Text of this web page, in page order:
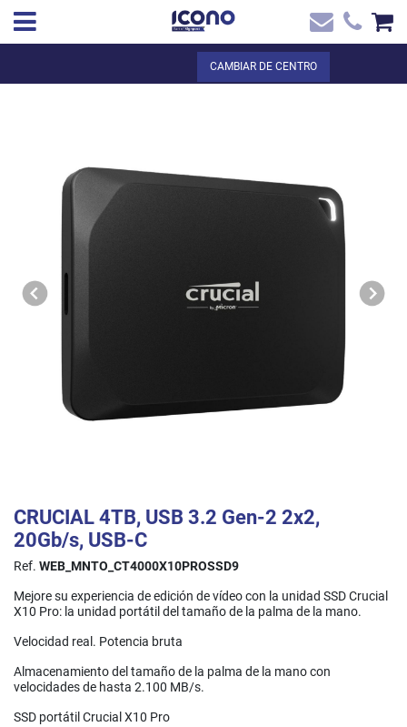
VER LA CESTA
ES ✖
Inicio
CAMBIAR DE CENTRO
CRUCIAL 4TB, USB 3.2 Gen-2 2x2,
20Gb/s, USB-C
Ref. WEB_MNTO_CT4000X10PROSSD9
Mejore su experiencia de edición de vídeo con la unidad SSD Crucial
X10 Pro: la unidad portátil del tamaño de la palma de la mano.
Velocidad real. Potencia bruta
Almacenamiento del tamaño de la palma de la mano con
velocidades de hasta 2.100 MB/s.
SSD portátil Crucial X10 Pro